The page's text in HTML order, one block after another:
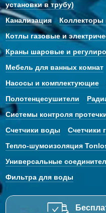
установки в трубу)
Канализация
Коллекторы
Котлы газовые и
Краны шаровые и
Мебель для ванных комнат
Насосы и комплектующие
Полотенцесушители
Системы контроля
Счетчики воды
Счетчики
Тепло-шумоизоляция
Универсальные
Фильтра для воды